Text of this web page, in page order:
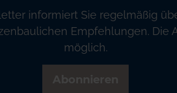
informiert Sie regelmäßig
Empfehlungen. Die
möglich.